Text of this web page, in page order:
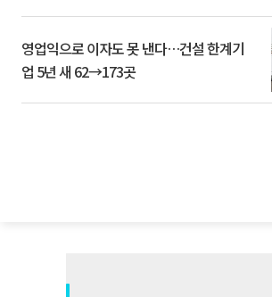
영업익으로 이자도 못 낸다…건설 한계기
업 5년 새 62→173곳